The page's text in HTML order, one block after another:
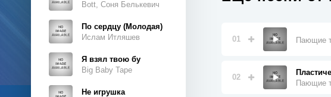
Bott, Соня Белькевич
По сердцу (Молодая)
Ислам Итляшев
Я взял твою бу
Big Baby Tape
Не игрушка
01 Пающие
02
Пающие